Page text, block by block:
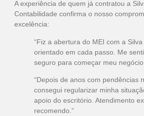
A experiência de quem já contratou a
Contabilidade confirma o nosso
excelência:
“Fiz a abertura do MEI com a
orientado em cada passo. Me
seguro para começar meu
“Depois de anos com pendências
consegui regularizar minha
apoio do escritório. Atendimento
recomendo.”